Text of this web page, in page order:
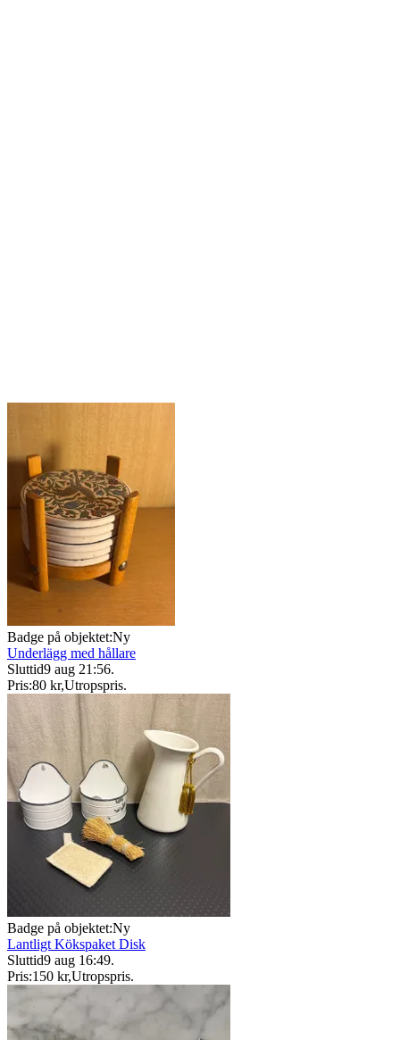
Badge på objektet:Ny
Underlägg med hållare
Sluttid9 aug 21:56.
Pris:80 kr,Utropspris.
Badge på objektet:Ny
Lantligt Kökspaket Disk
Sluttid9 aug 16:49.
Pris:150 kr,Utropspris.